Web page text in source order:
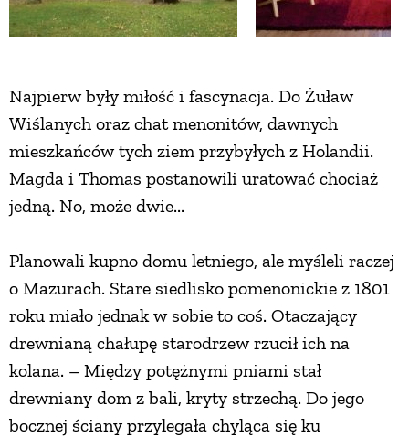
Najpierw były miłość i fascynacja. Do Żuław
Wiślanych oraz chat menonitów, dawnych
mieszkańców tych ziem przybyłych z Holandii.
Magda i Thomas postanowili uratować chociaż
jedną. No, może dwie...
Planowali kupno domu letniego, ale myśleli raczej
o Mazurach. Stare siedlisko pomenonickie z 1801
roku miało jednak w sobie to coś. Otaczający
drewnianą chałupę starodrzew rzucił ich na
kolana. – Między potężnymi pniami stał
drewniany dom z bali, kryty strzechą. Do jego
bocznej ściany przylegała chyląca się ku
ZWIERZĘTA W NATURZE
GRZYBY
KRAJOBRAZ
RĘKODZIEŁO
RZEMIOSŁO
ZWYCZAJE